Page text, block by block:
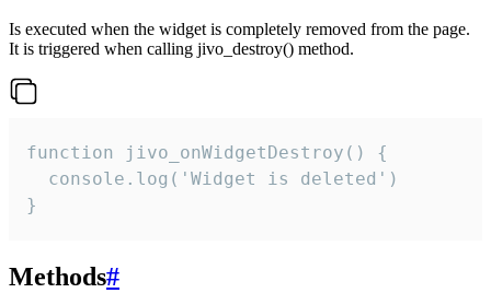
Is executed when the widget is completely removed from the page.
It is triggered when calling jivo_destroy() method.
function jivo_onWidgetDestroy() {
  console.log('Widget is deleted')
}
Methods#